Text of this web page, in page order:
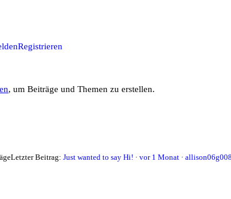
Registrieren
, um Beiträge und Themen zu erstellen.
Letzter Beitrag: Just wanted to say Hi! · vor 1 Monat ·